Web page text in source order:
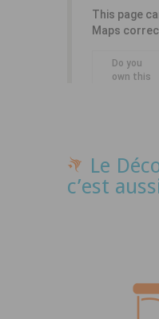
This page
Maps
Do you
own this
Le
c’est